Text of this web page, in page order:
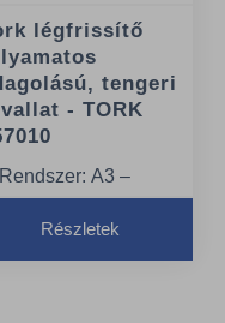
légfrissítő
tengeri
- TORK
Rendszer: A3 –
Folyamatosan
működő légfrissítő
rendszer
Részletek